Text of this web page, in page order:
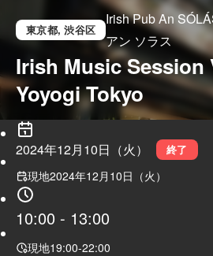
東京都, 渋谷区
Irish Pub An
アン ソラス
Irish Music Session
Yoyogi Tokyo
2024年12月10日（火） 終了
現地2024年12月10日（火）
10:00 - 13:00
現地19:00-22:00